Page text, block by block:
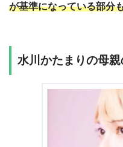
が基準になっている部分
水川かたまりの母